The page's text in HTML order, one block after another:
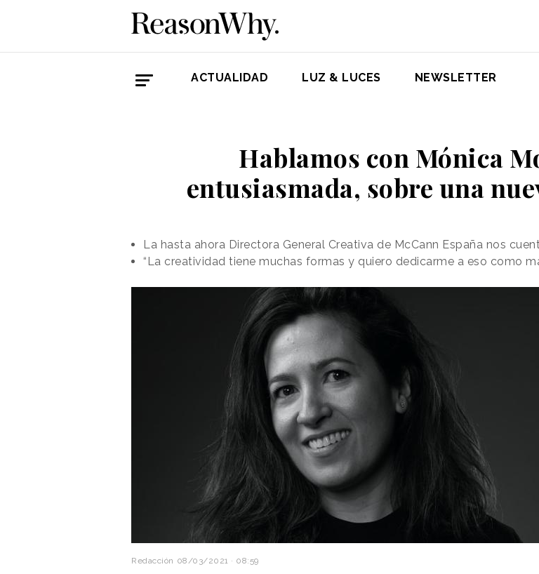
ACTUALIDAD LUZ & LUCES NEWSLETTER
Hablamos con Mónica
entusiasmada, sobre una
La hasta ahora Directora General Creativa de McCann España nos
“La creatividad tiene muchas formas y quiero dedicarme a eso como
Redacción 08/03/2021 · 08:59